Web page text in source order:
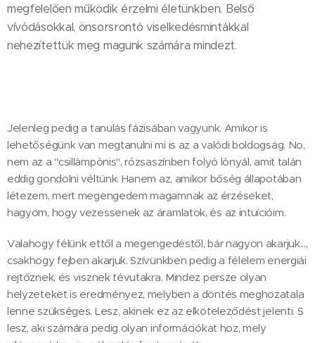
megfelelően működik érzelmi életünkben. Belső
vívódásokkal, önsorsrontó viselkedésmintákkal
nehezítettük meg magunk számára mindezt.
Jelenleg pedig a tanulás fázisában vagyunk. Amikor is
lehetőségünk van megtanulni mi is az a valódi boldogság. No,
nem az a "csillámpónis", rózsaszínben folyó lónyál, amit talán
eddig gondolni véltünk. Hanem az, amikor bőség állapotában
létezem, mert megengedem magamnak az érzéseket,
hagyom, hogy vezessenek az áramlatok, és az intuícióim.
Valahogy félünk ettől a megengedéstől, bár nagyon akarjuk...,
csakhogy fejben akarjuk. Szívünkben pedig a félelem energiái
rejtőznek, és visznek tévutakra. Mindez persze olyan
helyzeteket is eredményez, melyben a döntés meghozatala
lenne szükséges. Lesz, akinek ez az elköteleződést jelenti. S
lesz, aki számára pedig olyan információkat hoz, mely